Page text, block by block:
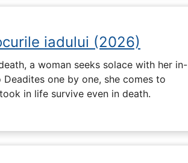
iadului (2026)
a woman seeks solace with her in-
one by one, she comes to
in life survive even in death.